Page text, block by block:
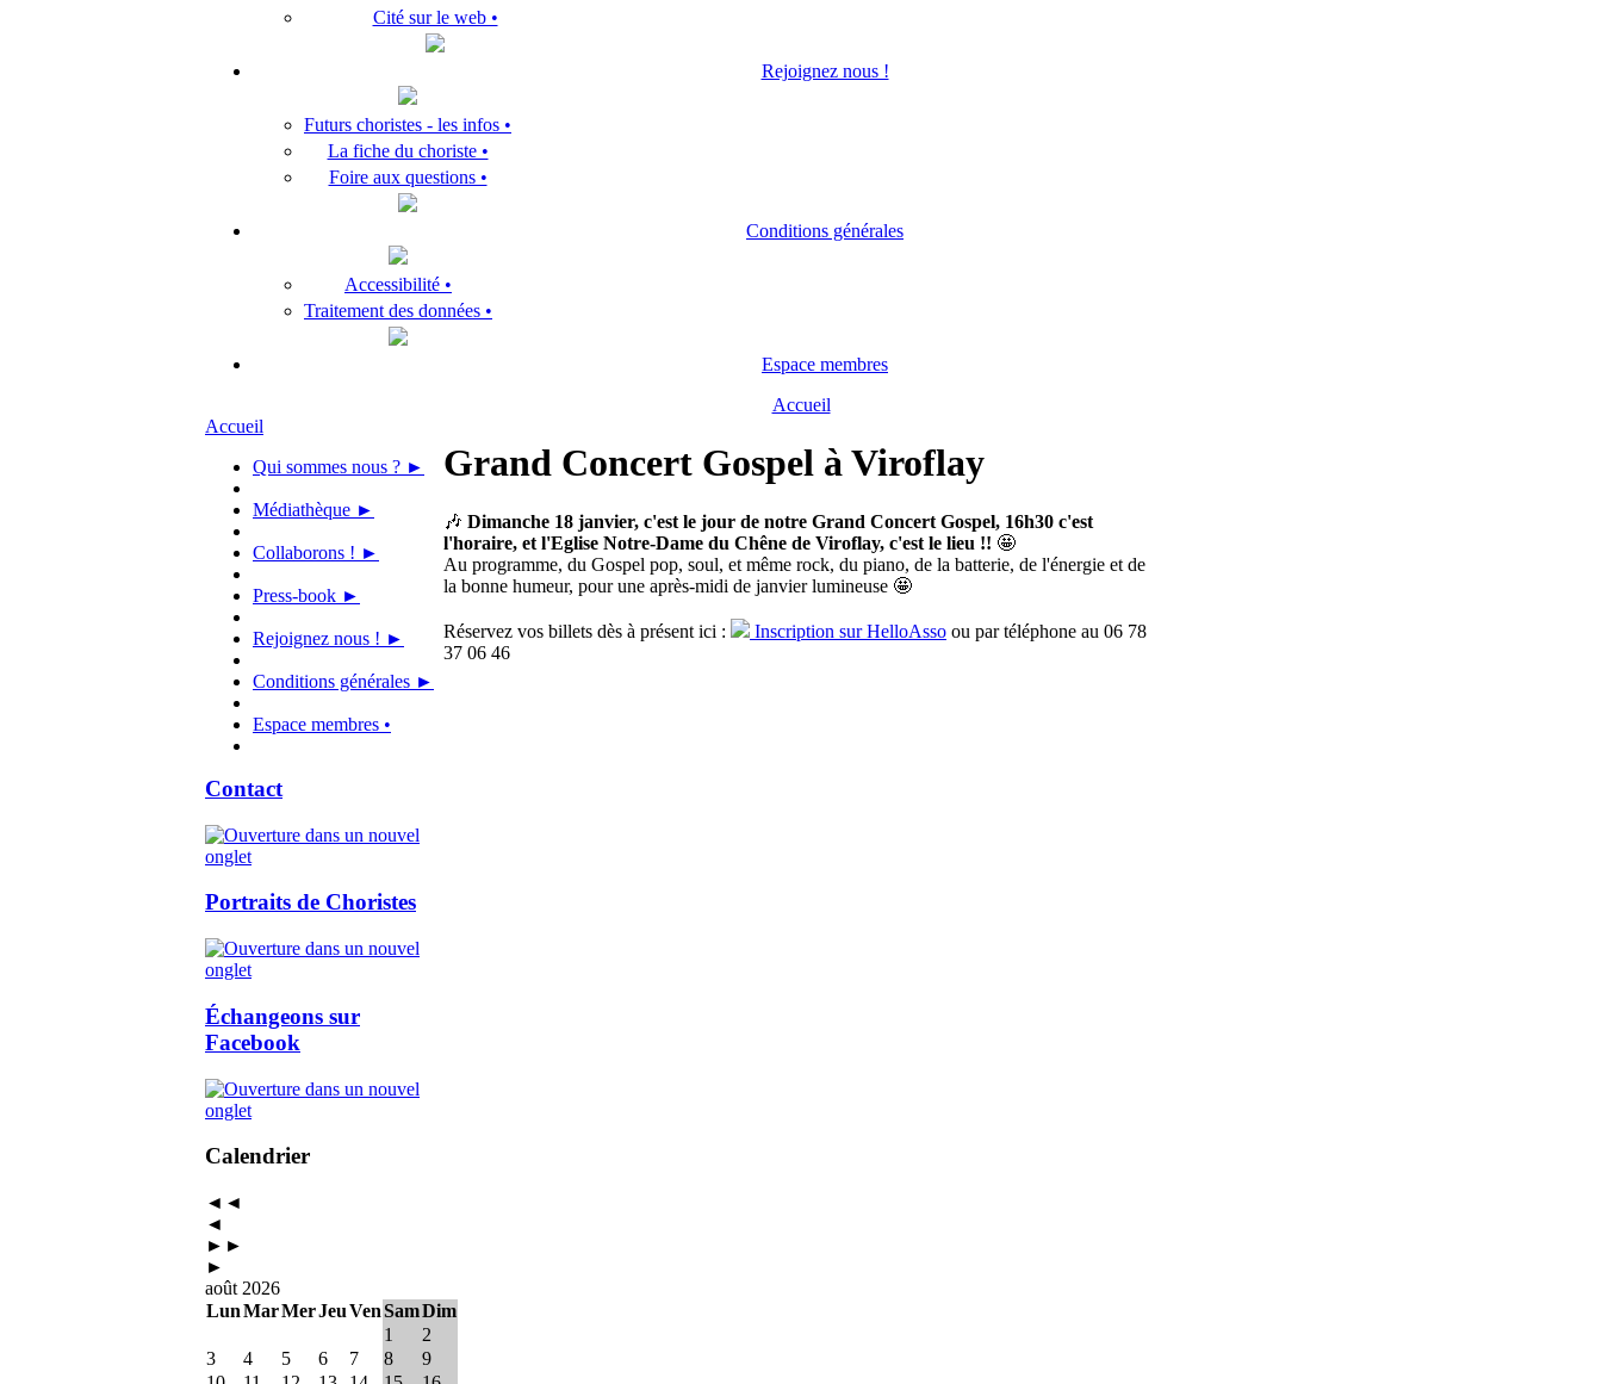
Cité sur le web •
Rejoignez nous !
Futurs choristes - les infos •
La fiche du choriste •
Foire aux questions •
Conditions générales
Accessibilité •
Traitement des données •
Espace membres
Accueil
Accueil
Qui sommes nous ? ►
Médiathèque ►
Collaborons ! ►
Press-book ►
Rejoignez nous ! ►
Conditions générales ►
Espace membres •
Grand Concert Gospel à Viroflay
🎶 Dimanche 18 janvier, c'est le jour de notre Grand Concert Gospel, 16h30 c'est
l'horaire, et l'Eglise Notre-Dame du Chêne de Viroflay, c'est le lieu !! 🤩
Au programme, du Gospel pop, soul, et même rock, du piano, de la batterie, de l'énergie et de
la bonne humeur, pour une après-midi de janvier lumineuse 🤩
Réservez vos billets dès à présent ici : Inscription sur HelloAsso ou par téléphone au 06 78
37 06 46
Contact
Portraits de Choristes
Échangeons sur
Facebook
Calendrier
◄◄
◄
►►
►
août 2026
LunMarMerJeuVenSamDim
1
2
3
4 5 6 7 8
9